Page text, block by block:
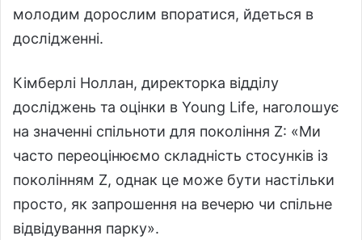
молодим дорослим впоратися, йдеться в
дослідженні.
Кімберлі Ноллан, директорка відділу
досліджень та оцінки в Young Life, наголошує
на значенні спільноти для покоління Z: «Ми
часто переоцінюємо складність стосунків із
поколінням Z, однак це може бути настільки
просто, як запрошення на вечерю чи спільне
відвідування парку».